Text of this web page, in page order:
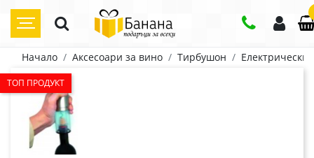
Начало Аксесоари за вино Тирбушон Електрически
ТОП ПРОДУКТ